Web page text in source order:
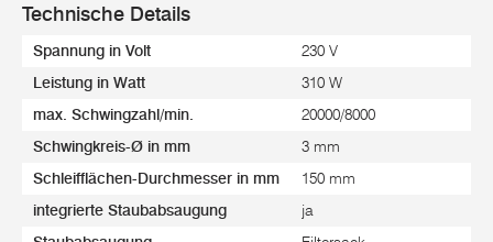
Technische Details
Spannung in Volt 230 V
Leistung in Watt 310 W
max. Schwingzahl/min. 20000/8000
Schwingkreis-Ø in mm 3 mm
Schleifflächen-Durchmesser in mm 150 mm
integrierte Staubabsaugung ja